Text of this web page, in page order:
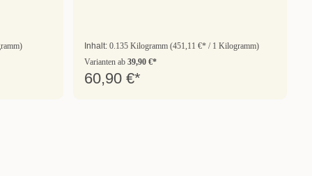
Inhalt: 0.135 Kilogramm (451,11 €* / 1 Kilogramm)
Varianten ab39,90 €*
60,90 €*